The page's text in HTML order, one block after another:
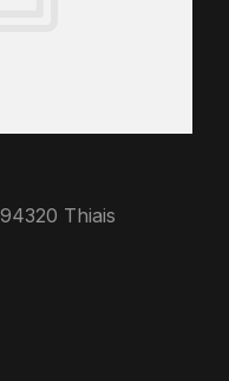
Thiais